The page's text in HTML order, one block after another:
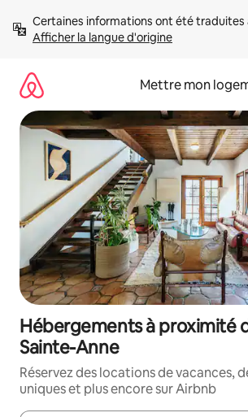
directement
Afficher la langue d'origine
Mettre mon
Hébergements à proximité
Sainte-Anne
Réservez des locations de vacances,
uniques et plus encore sur Airbnb